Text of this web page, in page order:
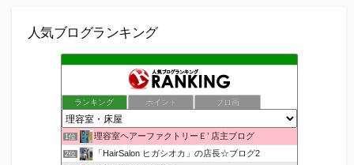
人気ブログランキング
ランキング ポイント ブロ画
1位 理容室ヘアーファクトリーＥ’ 店主ブログ
2位 「HairSalon ヒガシオカ」の店長☆ブログ2